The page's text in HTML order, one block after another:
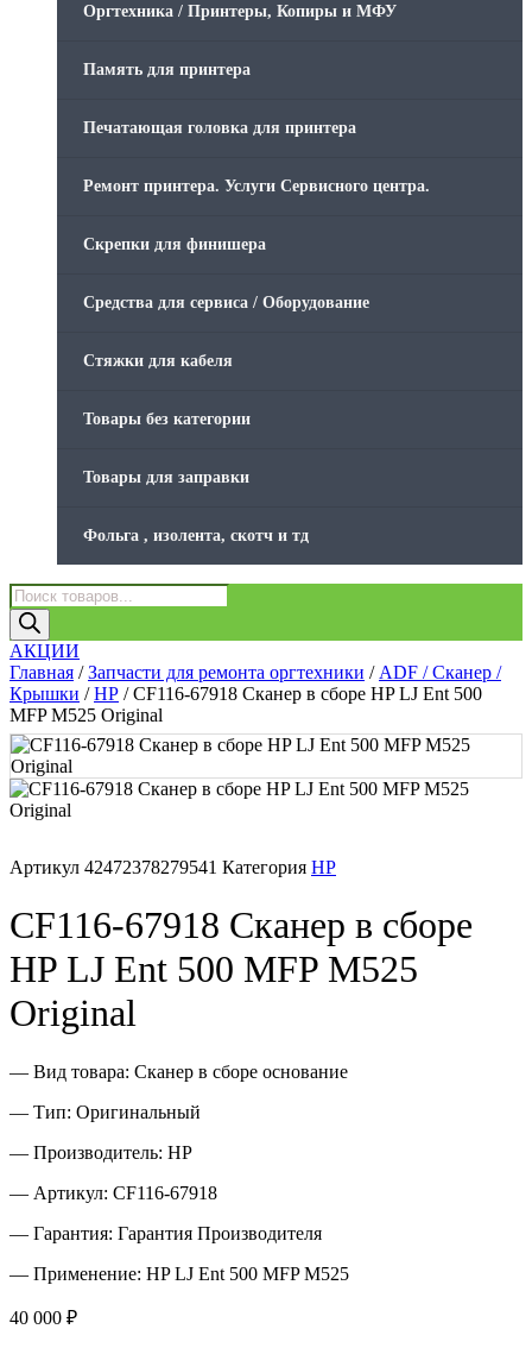
Оргтехника / Принтеры, Копиры и МФУ
Память для принтера
Печатающая головка для принтера
Ремонт принтера. Услуги Сервисного центра.
Скрепки для финишера
Средства для сервиса / Оборудование
Стяжки для кабеля
Товары без категории
Товары для заправки
Фольга , изолента, скотч и тд
Поиск
товаров
АКЦИИ
Главная /Запчасти для ремонта оргтехники / ADF / Сканер /
Крышки /HP / CF116-67918 Сканер в сборе HP LJ Ent 500
MFP M525 Original
Артикул 42472378279541 Категория HP
CF116-67918 Сканер в сборе
HP LJ Ent 500 MFP M525
Original
— Вид товара: Сканер в сборе основание
— Тип: Оригинальный
— Производитель: HP
— Артикул: CF116-67918
— Гарантия: Гарантия Производителя
— Применение: HP LJ Ent 500 MFP M525
40 000 ₽